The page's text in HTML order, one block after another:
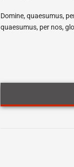
Domine, quaesumus,
quaesumus, per nos,